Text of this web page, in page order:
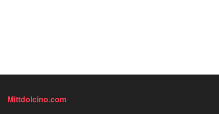
Mittdolcino.com